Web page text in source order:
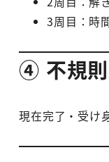
3周目：時
④ 不規則
現在完了・受け